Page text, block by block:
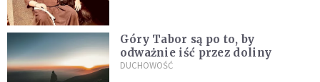
Góry Tabor są po to, by
odważnie iść przez doliny
DUCHOWOŚĆ